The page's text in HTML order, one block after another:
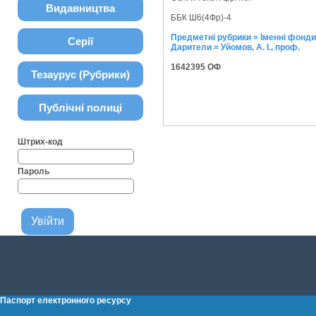
Видавництва
Серії
Тезаурус (Рубрики)
Публічні полиці
Штрих-код
Пароль
ББК Ш6(4Фр)-4
Предметні рубрики = Іменні
Дарители = Уйомов, А. І., проф.
1642395 ОФ
Паспорт електронного ресурсу